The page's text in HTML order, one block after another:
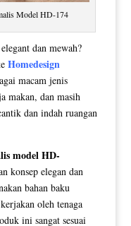
Model HD-174
dan mewah?
Homedesign
macam jenis
makan, dan masih
dan indah ruangan
model HD-
konsep elegan dan
bahan baku
oleh tenaga
ini sangat sesuai